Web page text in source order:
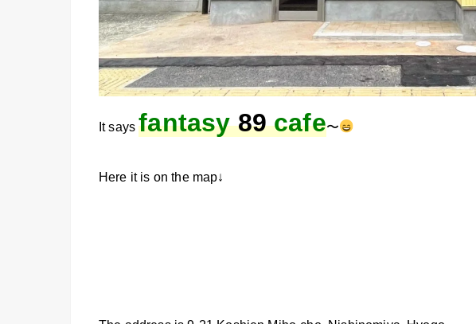
It saysfantasy 89 cafe〜
Here it is on the map↓